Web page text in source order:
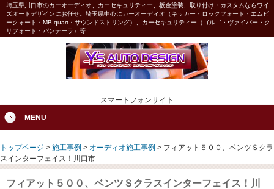
埼玉県川口市のカーオーディオ、カーセキュリティー、板金塗装、取り付け・カスタムならワイ
ズオートデザインにお任せ。埼玉県中心にカーオーディオ（キッカー・ロックフォード・エムビ
ークォート・MB quart・サウンドストリング）、カーセキュリティー（ゴルゴ・ヴァイパー・ク
リフォード・パンテーラ）等
スマートフォンサイト
MENU
トップページ > 施工事例 > オーディオ施工事例 > フィアット５００、ベンツＳクラ
スインターフェイス！川口市
フィアット５００、ベンツＳクラスインターフェイス！川